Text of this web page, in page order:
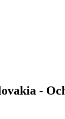
-